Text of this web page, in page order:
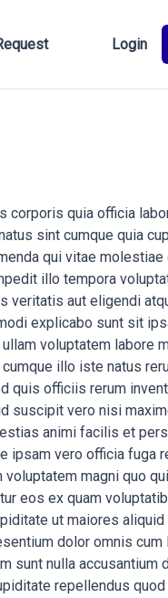
Login
corporis quia officia
sint cumque quia
qui vitae molestiae
illo tempora
veritatis aut eligendi
explicabo sunt sit
voluptatem labore
illo iste natus
quis officiis rerum
suscipit vero nisi
animi facilis et
ipsam vero officia fuga
magni quo
eos ex quam
ut maiores aliquid
dolor omnis cum
sunt nulla accusantium
repellendus quod